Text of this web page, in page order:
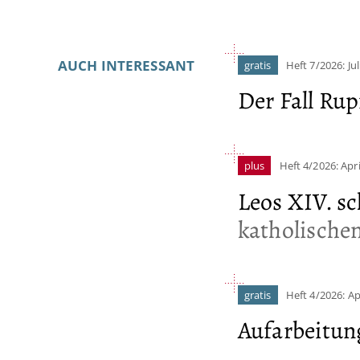
AUCH INTERESSANT gratis Heft 7/2026:
Der Fall
plus Heft 4/2026:
Leos XIV.
gratis Heft 4/2026: